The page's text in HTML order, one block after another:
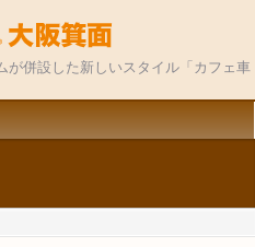
が併設した新しいスタイル「カフェ車